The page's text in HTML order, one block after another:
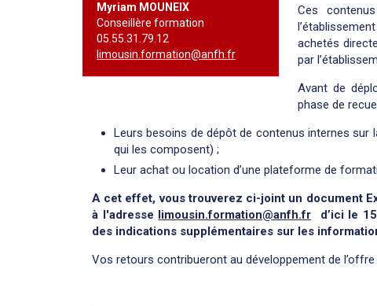
Myriam MOUNEIX
Conseillère formation
05.55.31.79.12
limousin.formation@anfh.fr
Ces
achetés
par
Avant de
phase de
Leurs besoins de dépôt de contenus internes sur
qui les composent) ;
Leur achat ou location d’une plateforme de
A cet effet, vous trouverez ci-joint un document
à l'adresse limousin.formation@anfh.fr d’ici le
des indications supplémentaires sur les
Vos retours contribueront au développement de